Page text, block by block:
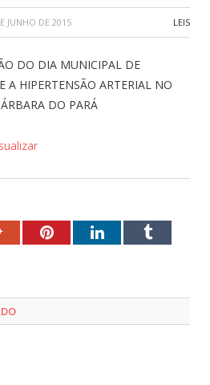
JUNHO DE 2015 LEIS
DO DIA MUNICIPAL DE
A HIPERTENSÃO ARTERIAL NO
DO PARÁ
Google+PinterestLinkedInTumblr